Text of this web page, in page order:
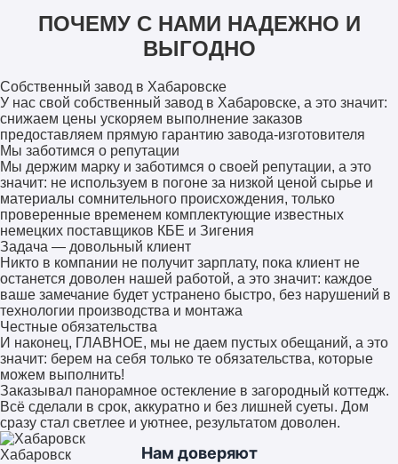
ПОЧЕМУ С НАМИ НАДЕЖНО И
ВЫГОДНО
Собственный завод в Хабаровске
У нас свой собственный завод в Хабаровске, а это значит:
снижаем цены ускоряем выполнение заказов
предоставляем прямую гарантию завода-изготовителя
Мы заботимся о репутации
Мы держим марку и заботимся о своей репутации, а это
значит: не используем в погоне за низкой ценой сырье и
материалы сомнительного происхождения, только
проверенные временем комплектующие известных
немецких поставщиков КБЕ и Зигения
Задача — довольный клиент
Никто в компании не получит зарплату, пока клиент не
останется доволен нашей работой, а это значит: каждое
ваше замечание будет устранено быстро, без нарушений в
технологии производства и монтажа
Честные обязательства
И наконец, ГЛАВНОЕ, мы не даем пустых обещаний, а это
значит: берем на себя только те обязательства, которые
можем выполнить!
Заказывал панорамное остекление в загородный коттедж.
Всё сделали в срок, аккуратно и без лишней суеты. Дом
сразу стал светлее и уютнее, результатом доволен.
Хабаровск
Нам доверяют